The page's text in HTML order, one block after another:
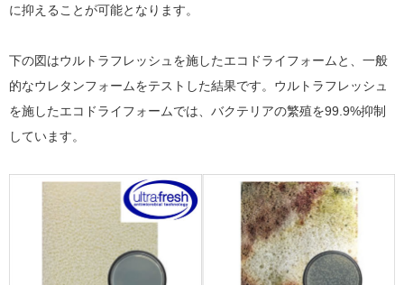
に抑えることが可能となります。
下の図はウルトラフレッシュを施したエコドライフォームと、一般
的なウレタンフォームをテストした結果です。ウルトラフレッシュ
を施したエコドライフォームでは、バクテリアの繁殖を99.9%抑制
しています。